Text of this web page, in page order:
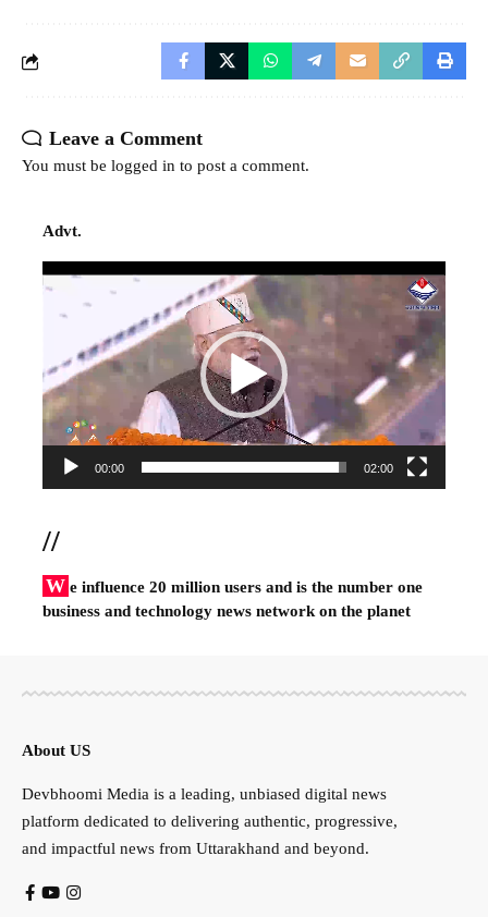
Leave a Comment
You must be logged in to post a comment.
Advt.
Video
00:00 02:00
//
W e influence 20 million users and is the number one
business and technology news network on the planet
About US
Devbhoomi Media is a leading, unbiased digital news
platform dedicated to delivering authentic, progressive,
and impactful news from Uttarakhand and beyond.